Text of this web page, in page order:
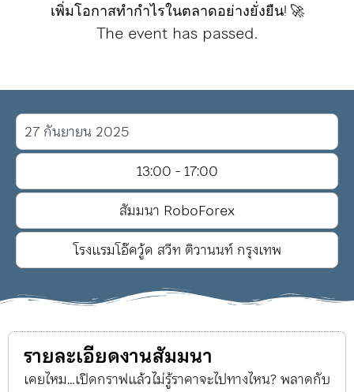
เพิ่มโอกาสทำกำไรในตลาดอย่างยั่งยืน! 🚀
The event has passed.
27 กันยายน 2025
13:00 - 17:00
สัมมนา RoboForex
โรงแรมโอ๊ควู้ด สวีท ติวานนท์ กรุงเทพ
รายละเอียดงานสัมมนา
เคยไหม…เปิดกราฟแล้วไม่รู้ราคาจะไปทางไหน? พลาดกับ